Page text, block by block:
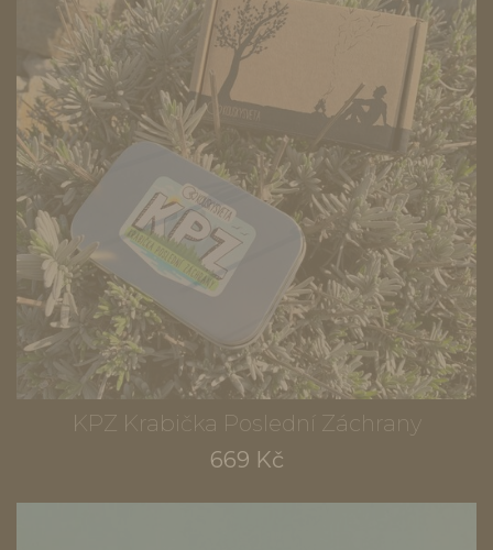
KPZ Krabička Poslední Záchrany
669 Kč